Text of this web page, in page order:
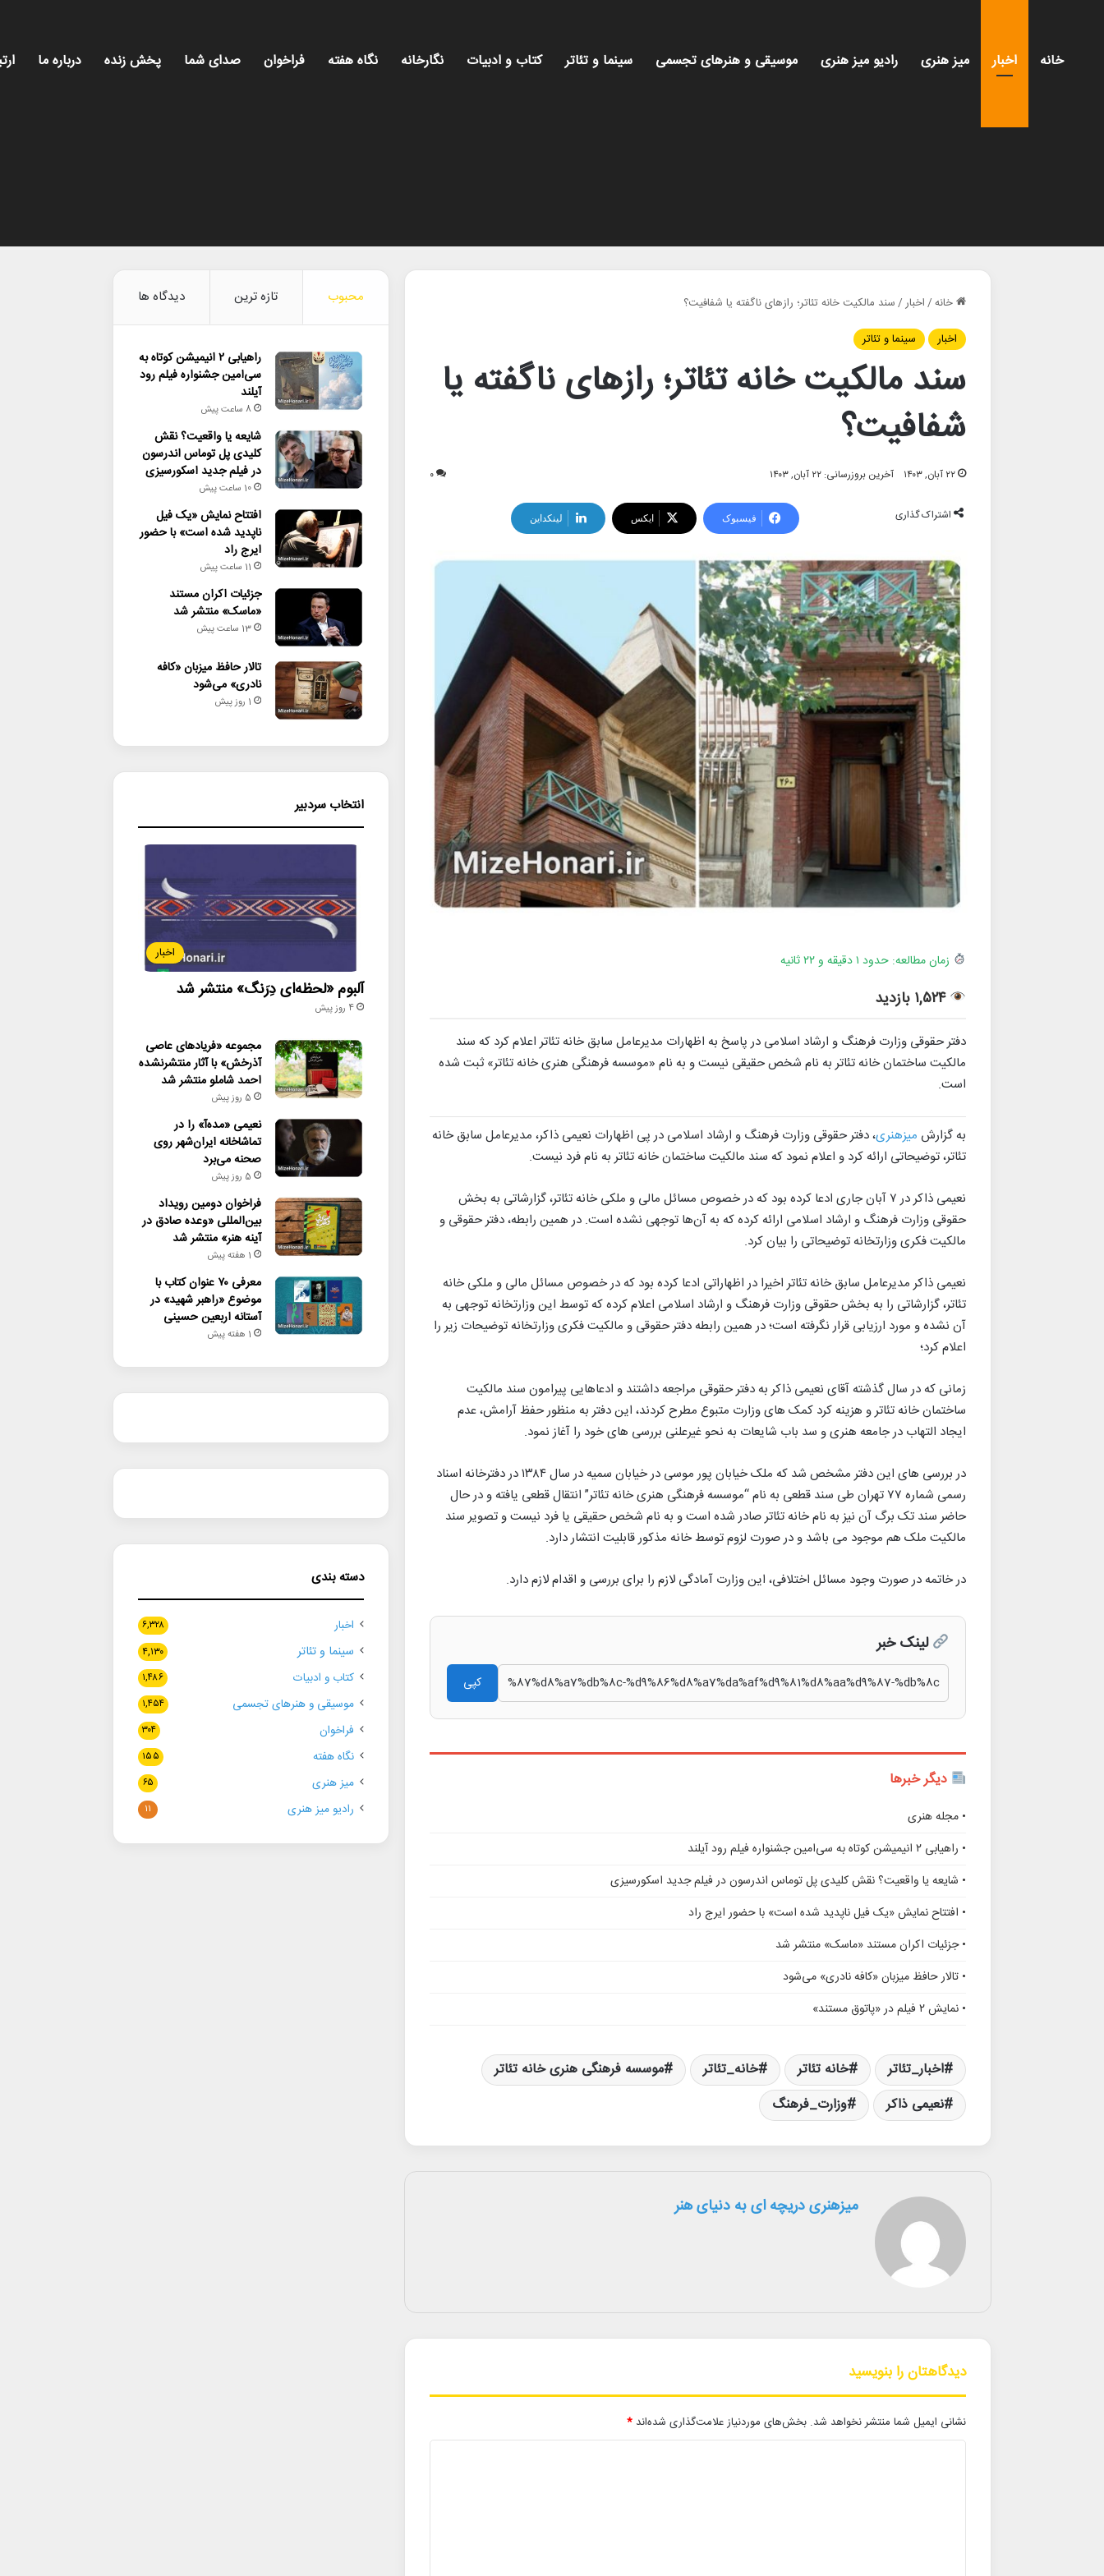
خانه اخبار میز هنری رادیو میز هنری موسیقی و هنرهای تجسمی سینما و تئاتر کتاب و ادبیات نگارخانه نگاه هفته فراخوان صدای شما پخش زنده درباره ما
خانه/اخبار/سند مالکیت خانه تئاتر؛ رازهای ناگفته یا شفافیت؟
اخبار
سینما و تئاتر
سند مالکیت خانه تئاتر؛ رازهای ناگفته یا
شفافیت؟
۲۲ آبان, ۱۴۰۳ آخرین بروزرسانی: ۲۲ آبان, ۱۴۰۳ ۰
اشتراک گذاری فیسبوک ایکس لینکداین
زمان مطالعه: حدود ۱ دقیقه و ۲۲ ثانیه
۱,۵۲۴ بازدید
دفتر حقوقی وزارت فرهنگ و ارشاد اسلامی در پاسخ به اظهارات مدیرعامل سابق خانه تئاتر اعلام کرد که سند
مالکیت ساختمان خانه تئاتر به نام شخص حقیقی نیست و به نام «موسسه فرهنگی هنری خانه تئاتر» ثبت شده
است.
به گزارش میزهنری، دفتر حقوقی وزارت فرهنگ و ارشاد اسلامی در پی اظهارات نعیمی ذاکر، مدیرعامل سابق خانه
تئاتر، توضیحاتی ارائه کرد و اعلام نمود که سند مالکیت ساختمان خانه تئاتر به نام فرد نیست.
نعیمی ذاکر در ۷ آبان جاری ادعا کرده بود که در خصوص مسائل مالی و ملکی خانه تئاتر، گزارشاتی به بخش
حقوقی وزارت فرهنگ و ارشاد اسلامی ارائه کرده که به آن‌ها توجهی نشده است. در همین رابطه، دفتر حقوقی و
مالکیت فکری وزارتخانه توضیحاتی را بیان کرد.
نعیمی ذاکر مدیرعامل سابق خانه تئاتر اخیرا در اظهاراتی ادعا کرده بود که در خصوص مسائل مالی و ملکی خانه
تئاتر، گزارشاتی را به بخش حقوقی وزارت فرهنگ و ارشاد اسلامی اعلام کرده که توسط این وزارتخانه توجهی به
آن نشده و مورد ارزیابی قرار نگرفته است؛ در همین رابطه دفتر حقوقی و مالکیت فکری وزارتخانه توضیحات زیر را
اعلام کرد؛
زمانی که در سال گذشته آقای نعیمی ذاکر به دفتر حقوقی مراجعه داشتند و ادعاهایی پیرامون سند مالکیت
ساختمان خانه تئاتر و هزینه کرد کمک های وزارت متبوع مطرح کردند، این دفتر به منظور حفظ آرامش، عدم
ایجاد التهاب در جامعه هنری و سد باب شایعات به نحو غیرعلنی بررسی های خود را آغاز نمود.
در بررسی های این دفتر مشخص شد که ملک خیابان پور موسی در خیابان سمیه در سال ۱۳۸۴ در دفترخانه اسناد
رسمی شماره ۷۷ تهران طی سند قطعی به نام “موسسه فرهنگی هنری خانه تئاتر” انتقال قطعی یافته و در حال
حاضر سند تک برگ آن نیز به نام خانه تئاتر صادر شده است و به نام شخص حقیقی یا فرد نیست و تصویر سند
مالکیت ملک هم موجود می باشد و در صورت لزوم توسط خانه مذکور قابلیت انتشار دارد.
در خاتمه در صورت وجود مسائل اختلافی، این وزارت آمادگی لازم را برای بررسی و اقدام لازم دارد.
لینک خبر
کپی
دیگر خبرها
• مجله هنری
• راهیابی ۲ انیمیشن کوتاه به سی‌امین جشنواره فیلم رود آیلند
• شایعه یا واقعیت؟ نقش کلیدی پل توماس اندرسون در فیلم جدید اسکورسیزی
• افتتاح نمایش «یک فیل ناپدید شده است» با حضور ایرج راد
• جزئیات اکران مستند «ماسک» منتشر شد
• تالار حافظ میزبان «کافه نادری» می‌شود
• نمایش ۲ فیلم در «پاتوق مستند»
اخبار_تئاتر خانه تئاتر خانه_تئاتر
موسسه فرهنگی هنری خانه تئاتر
نعیمی ذاکر
وزارت_فرهنگ
میزهنری دریچه ای به دنیای هنر
دیدگاهتان را بنویسید
نشانی ایمیل شما منتشر نخواهد شد. بخش‌های موردنیاز علامت‌گذاری شده‌اند *
محبوب تازه ترین دیدگاه ها
راهیابی ۲ انیمیشن کوتاه به
سی‌امین جشنواره فیلم رود
آیلند
8 ساعت پیش
شایعه یا واقعیت؟ نقش
کلیدی پل توماس اندرسون
در فیلم جدید اسکورسیزی
10 ساعت پیش
افتتاح نمایش «یک فیل
ناپدید شده است» با حضور
ایرج راد
11 ساعت پیش
جزئیات اکران مستند
«ماسک» منتشر شد
13 ساعت پیش
تالار حافظ میزبان «کافه
نادری» می‌شود
1 روز پیش
انتخاب سردبیر
اخبار
آلبوم «لحظه‌ای دِرَنگ» منتشر شد
4 روز پیش
مجموعه «فریادهای عاصی
آذرخش» با آثار منتشرنشده
احمد شاملو منتشر شد
5 روز پیش
نعیمی «مده‌آ» را در
تماشاخانه ایران‌شهر روی
صحنه می‌برد
5 روز پیش
فراخوان دومین رویداد
بین‌المللی «وعده صادق در
آینه هنر» منتشر شد
1 هفته پیش
معرفی ۷۰ عنوان کتاب با
موضوع «راهبر شهید» در
آستانه اربعین حسینی
1 هفته پیش
دسته بندی
اخبار ۶,۳۲۸
سینما و تئاتر ۴,۱۳۰
کتاب و ادبیات ۱,۴۸۶
موسیقی و هنرهای تجسمی ۱,۴۵۴
فراخوان ۳۰۴
نگاه هفته ۱۵۵
میز هنری ۶۵
رادیو میز هنری ۱۱